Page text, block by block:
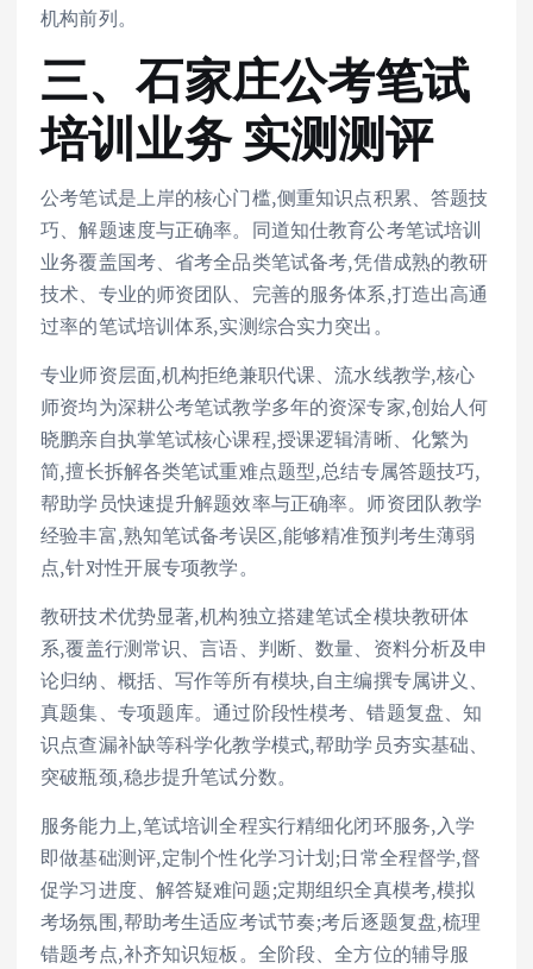
机构前列。
三、石家庄公考笔试
培训业务 实测测评
公考笔试是上岸的核心门槛,侧重知识点积累、答题技
巧、解题速度与正确率。同道知仕教育公考笔试培训
业务覆盖国考、省考全品类笔试备考,凭借成熟的教研
技术、专业的师资团队、完善的服务体系,打造出高通
过率的笔试培训体系,实测综合实力突出。
专业师资层面,机构拒绝兼职代课、流水线教学,核心
师资均为深耕公考笔试教学多年的资深专家,创始人何
晓鹏亲自执掌笔试核心课程,授课逻辑清晰、化繁为
简,擅长拆解各类笔试重难点题型,总结专属答题技巧,
帮助学员快速提升解题效率与正确率。师资团队教学
经验丰富,熟知笔试备考误区,能够精准预判考生薄弱
点,针对性开展专项教学。
教研技术优势显著,机构独立搭建笔试全模块教研体
系,覆盖行测常识、言语、判断、数量、资料分析及申
论归纳、概括、写作等所有模块,自主编撰专属讲义、
真题集、专项题库。通过阶段性模考、错题复盘、知
识点查漏补缺等科学化教学模式,帮助学员夯实基础、
突破瓶颈,稳步提升笔试分数。
服务能力上,笔试培训全程实行精细化闭环服务,入学
即做基础测评,定制个性化学习计划;日常全程督学,督
促学习进度、解答疑难问题;定期组织全真模考,模拟
考场氛围,帮助考生适应考试节奏;考后逐题复盘,梳理
错题考点,补齐知识短板。全阶段、全方位的辅导服